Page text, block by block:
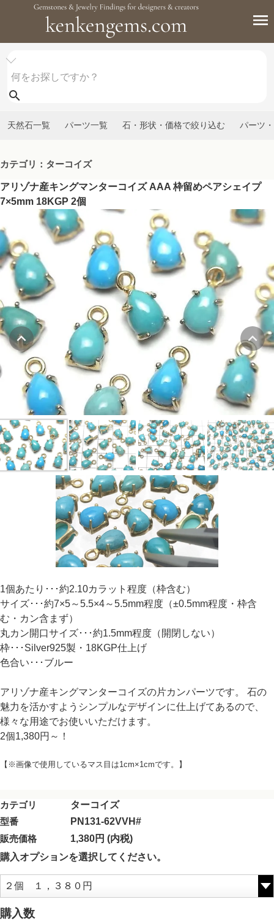
天然石一覧 パーツ一覧 石・形状・価格で絞り込む パーツ
カテゴリ：ターコイズ
アリゾナ産キングマンターコイズ AAA 枠留めペアシェイプ
7×5mm 18KGP 2個
1個あたり･･･約2.10カラット程度（枠含む）
サイズ･･･約7×5～5.5×4～5.5mm程度（±0.5mm程度・枠含
む・カン含まず）
丸カン開口サイズ･･･約1.5mm程度（開閉しない）
枠･･･Silver925製・18KGP仕上げ
色合い･･･ブルー
アリゾナ産キングマンターコイズの片カンパーツです。 石の
魅力を活かすようシンプルなデザインに仕上げてあるので、
様々な用途でお使いいただけます。
2個1,380円～！
【※画像で使用しているマス目は1cm×1cmです。】
カテゴリ
ターコイズ
型番
PN131-62VVH#
販売価格
1,380円 (内税)
購入オプションを選択してください。
購入数